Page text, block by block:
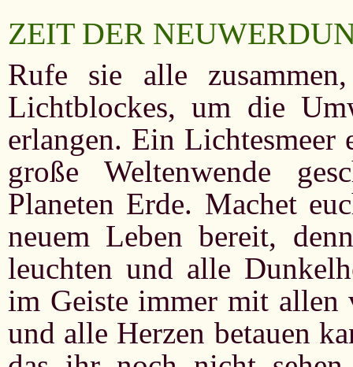
ZEIT DER
Rufe sie alle
Lichtblockes, um die
erlangen. Ein Lichtesmeer
große Weltenwende
Planeten Erde. Machet
neuem Leben bereit,
leuchten und alle
im Geiste immer mit
und alle Herzen betauen